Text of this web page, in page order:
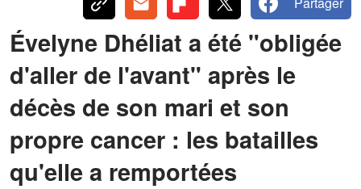
Évelyne Dhéliat a été "obligée
d'aller de l'avant" après le
décès de son mari et son
propre cancer : les batailles
qu'elle a remportées